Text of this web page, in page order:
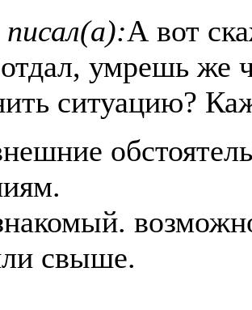
А вот
умрешь же
ситуацию?
свыше.